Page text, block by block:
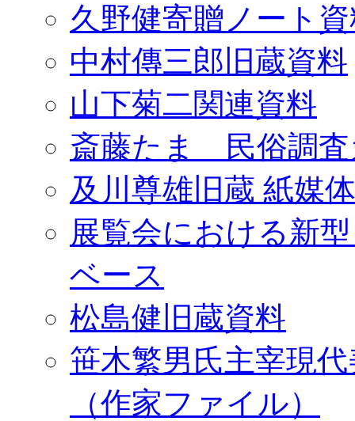
久野健寄贈ノート
中村傳三郎旧蔵資料
山下菊二関連資料
斎藤たま 民俗調査
及川尊雄旧蔵 紙媒
展覧会における新
ベース
松島健旧蔵資料
笹木繁男氏主宰現
（作家ファイル）